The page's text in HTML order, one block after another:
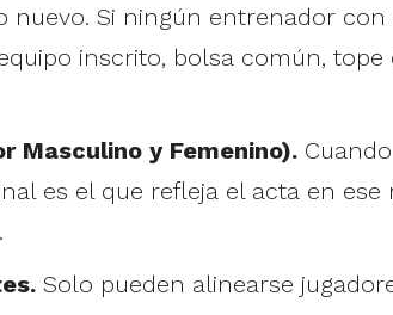
nuevo. Si ningún entrenador
inscrito, bolsa común, tope
Masculino y Femenino).
es el que refleja el acta en
Solo pueden alinearse